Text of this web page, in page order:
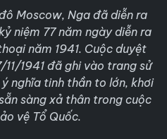
Moscow, Nga đã diễn ra
niệm 77 năm ngày diễn ra
năm 1941. Cuộc duyệt
1941 đã ghi vào trang sử
nghĩa tinh thần to lớn, khơi
sàng xả thân trong cuộc
vệ Tổ Quốc.